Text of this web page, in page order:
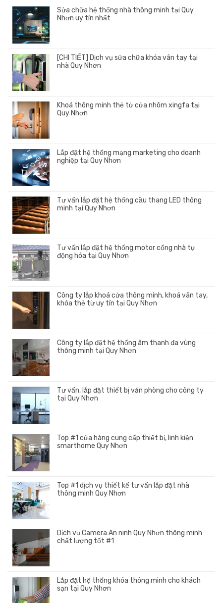
Sửa chữa hệ thống nhà thông minh tại Quy
Nhơn uy tín nhất
[CHI TIẾT] Dịch vụ sửa chữa khóa vân tay tại
nhà Quy Nhơn
Khoá thông minh thẻ từ cửa nhôm xingfa tại
Quy Nhơn
Lắp đặt hệ thống mạng marketing cho doanh
nghiệp tại Quy Nhơn
Tư vấn lắp đặt hệ thống cầu thang LED thông
minh tại Quy Nhơn
Tư vấn lắp đặt hệ thống motor cổng nhà tự
động hóa tại Quy Nhơn
Công ty lắp khoá cửa thông minh, khoá vân tay,
khóa thẻ từ uy tín tại Quy Nhơn
Công ty lắp đặt hệ thống âm thanh đa vùng
thông minh tại Quy Nhơn
Tư vấn, lắp đặt thiết bị văn phòng cho công ty
tại Quy Nhơn
Top #1 cửa hàng cung cấp thiết bị, linh kiện
smarthome Quy Nhơn
Top #1 dịch vụ thiết kế tư vấn lắp đặt nhà
thông minh Quy Nhơn
Dịch vụ Camera An ninh Quy Nhơn thông minh
chất lượng tốt #1
Lắp đặt hệ thống khóa thông minh cho khách
sạn tại Quy Nhơn